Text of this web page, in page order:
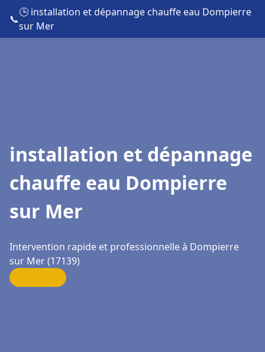
📞
🕒 installation et dépannage chauffe eau Dompierre
sur Mer
installation et dépannage
chauffe eau Dompierre
sur Mer
Intervention rapide et professionnelle à Dompierre
sur Mer (17139)